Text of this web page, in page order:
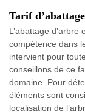
Tarif
L’abattage
compétence dans
intervient pour
conseillons de ce
domaine. Pour
éléments sont
localisation de